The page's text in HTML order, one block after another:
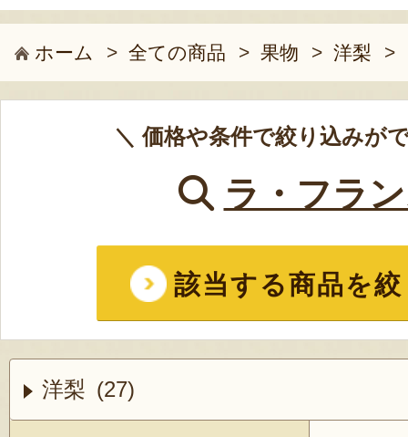
ホーム > 全ての商品 > 果物 > 洋梨 >
＼ 価格や条件で絞り込みが
ラ・フラ
該当する商品を
洋梨 (27)